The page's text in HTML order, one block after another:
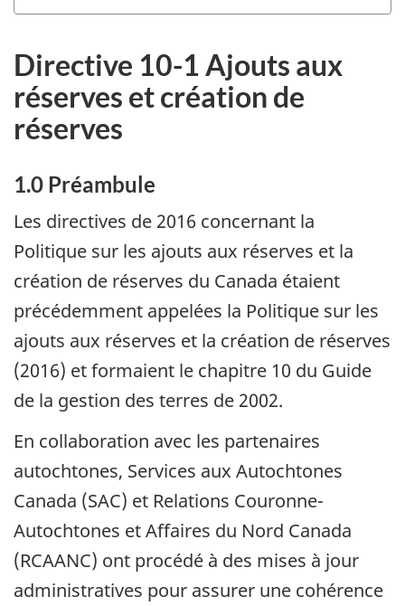
Directive 10-1 Ajouts aux
réserves et création de
réserves
1.0 Préambule
Les directives de 2016 concernant la
Politique sur les ajouts aux réserves et la
création de réserves du Canada étaient
précédemment appelées la Politique sur les
ajouts aux réserves et la création de réserves
(2016) et formaient le chapitre 10 du Guide
de la gestion des terres de 2002.
En collaboration avec les partenaires
autochtones, Services aux Autochtones
Canada (SAC) et Relations Couronne-
Autochtones et Affaires du Nord Canada
(RCAANC) ont procédé à des mises à jour
administratives pour assurer une cohérence